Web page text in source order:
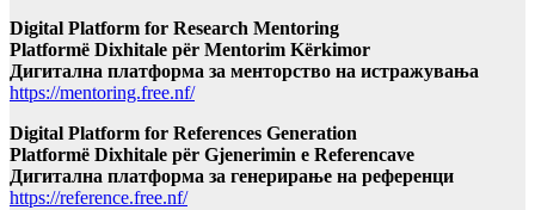
Digital Platform for Research Mentoring
Platformë Dixhitale për Mentorim Kërkimor
Дигитална платформа за менторство на истражувања
https://mentoring.free.nf/
Digital Platform for References Generation
Platformë Dixhitale për Gjenerimin e Referencave
Дигитална платформа за генерирање на референци
https://reference.free.nf/